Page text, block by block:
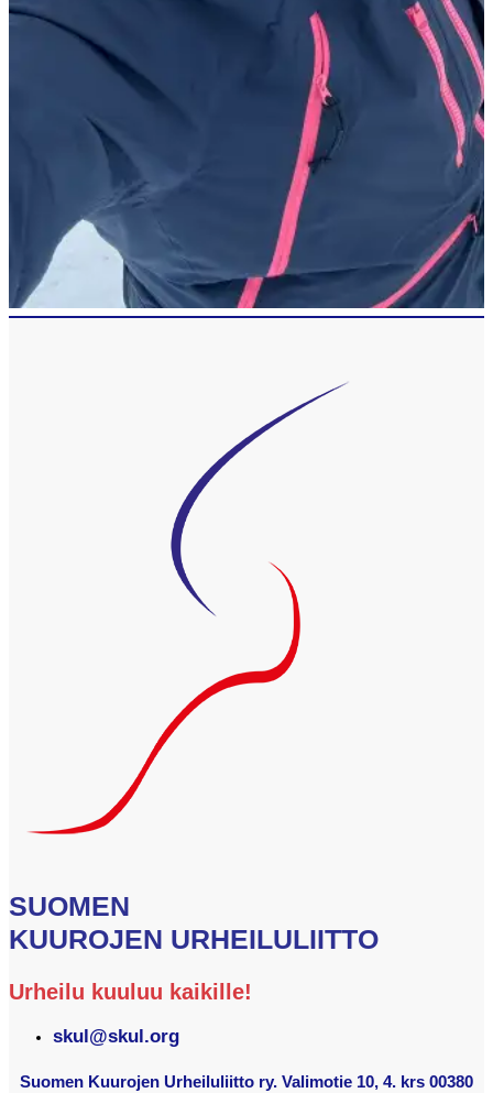
SUOMEN
KUUROJEN URHEILULIITTO
Urheilu kuuluu kaikille!
skul@skul.org
Suomen Kuurojen Urheiluliitto ry. Valimotie 10, 4. krs 00380